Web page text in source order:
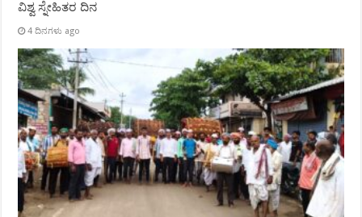
ವಿಶ್ವ ಸ್ನೇಹಿತರ ದಿನ
4 ದಿನಗಳು ago